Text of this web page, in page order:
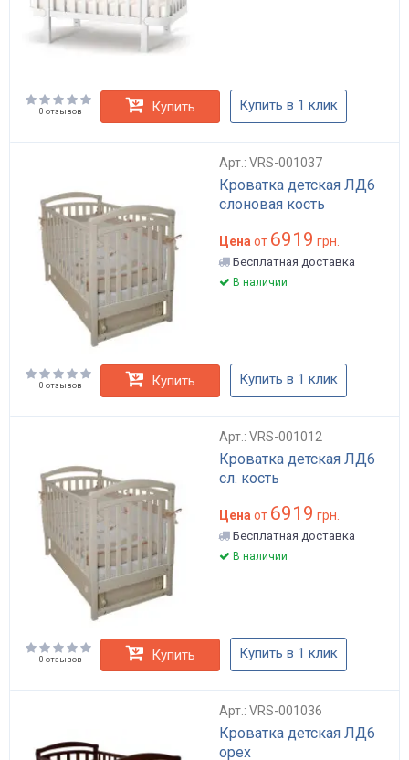
0 отзывов Купить Купить в 1 клик
Арт.: VRS-001037
Кроватка детская ЛД6
слоновая кость
Цена от 6919 грн.
Бесплатная доставка
В наличии
0 отзывов Купить Купить в 1 клик
Арт.: VRS-001012
Кроватка детская ЛД6
сл. кость
Цена от 6919 грн.
Бесплатная доставка
В наличии
0 отзывов Купить Купить в 1 клик
Арт.: VRS-001036
Кроватка детская ЛД6
орех